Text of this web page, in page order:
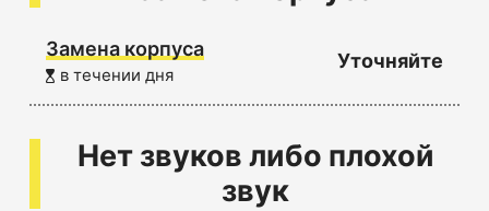
Замена корпуса
в течении дня
Уточняйте
Нет звуков либо плохой
звук